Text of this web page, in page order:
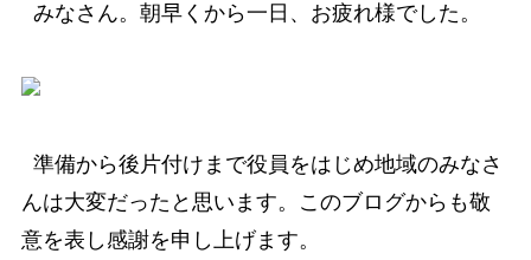
みなさん。朝早くから一日、お疲れ様でした。
準備から後片付けまで役員をはじめ地域のみなさ
んは大変だったと思います。このブログからも敬
意を表し感謝を申し上げます。